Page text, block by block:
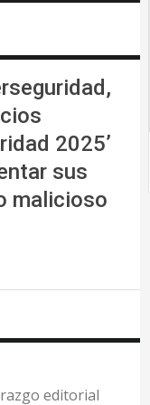
2025’
sus
malicioso
editorial